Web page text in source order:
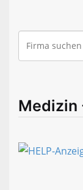
Medizin